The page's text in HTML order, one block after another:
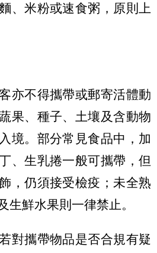
、米粉或速食粥，原則上
亦不得攜帶或郵寄活體動
果、種子、土壤及含動物
境。部分常見食品中，加
、生乳捲一般可攜帶，但
，仍須接受檢疫；未全熟
生鮮水果則一律禁止。
對攜帶物品是否合規有疑